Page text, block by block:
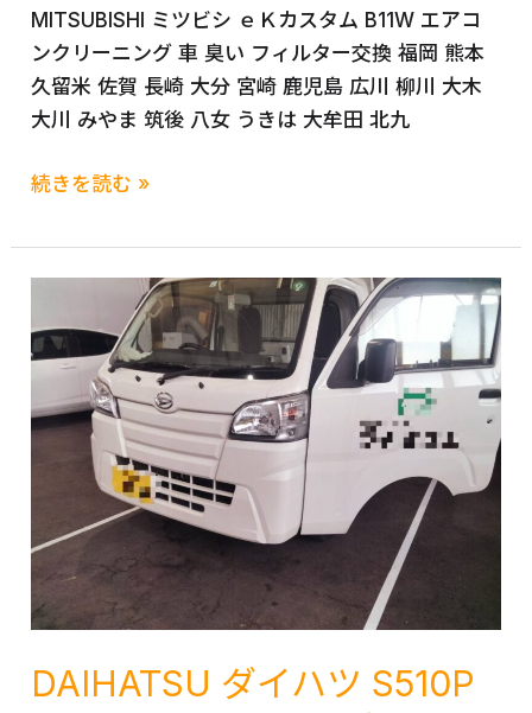
糸
島
像
岡
山
鹿
児
島
広
木
大
川
み
筑
後
八
女
う
き
州
福
岡
久
米
賀
長
大
筑
後
み
ま
MITSUBISHI ミツビシ ｅＫカスタム B11W エアコ
ンクリーニング 車 臭い フィルター交換 福岡 熊本
久留米 佐賀 長崎 大分 宮崎 鹿児島 広川 柳川 大木
大川 みやま 筑後 八女 うきは 大牟田 北九
MITSUBISHI
ツ
ビ
ｅ
カ
B11W
エ
ア
ン
続きを読む »
DAIHATSU ダイハツ S510P